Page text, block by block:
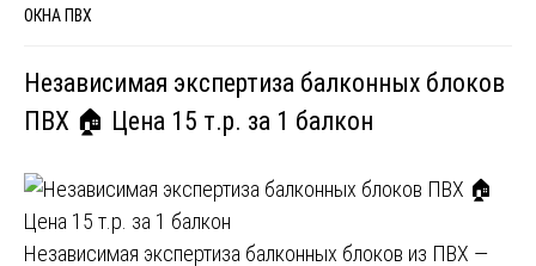
ОКНА ПВХ
Независимая экспертиза балконных блоков
ПВХ 🏠 Цена 15 т.р. за 1 балкон
Независимая экспертиза балконных блоков из ПВХ —